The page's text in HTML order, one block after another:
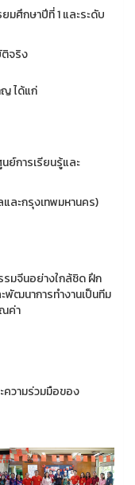
มศึกษาปีที่ 1 และระดับ
ติจริง
ญ ได้แก่
ย์การเรียนรู้และ
ละกรุงเทพมหานคร)
รมจีนอย่างใกล้ชิด ฝึก
พัฒนาการทำงานเป็นทีม
ค่า
ความร่วมมือของ